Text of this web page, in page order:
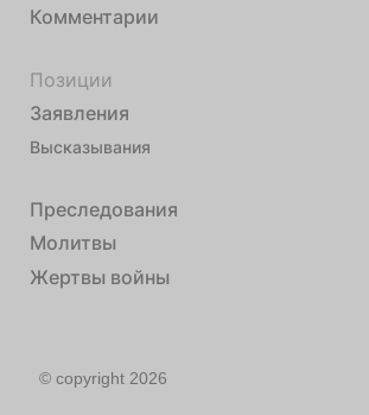
Комментарии
Позиции
Заявления
Высказывания
Преследования
Молитвы
Жертвы войны
© copyright 2026